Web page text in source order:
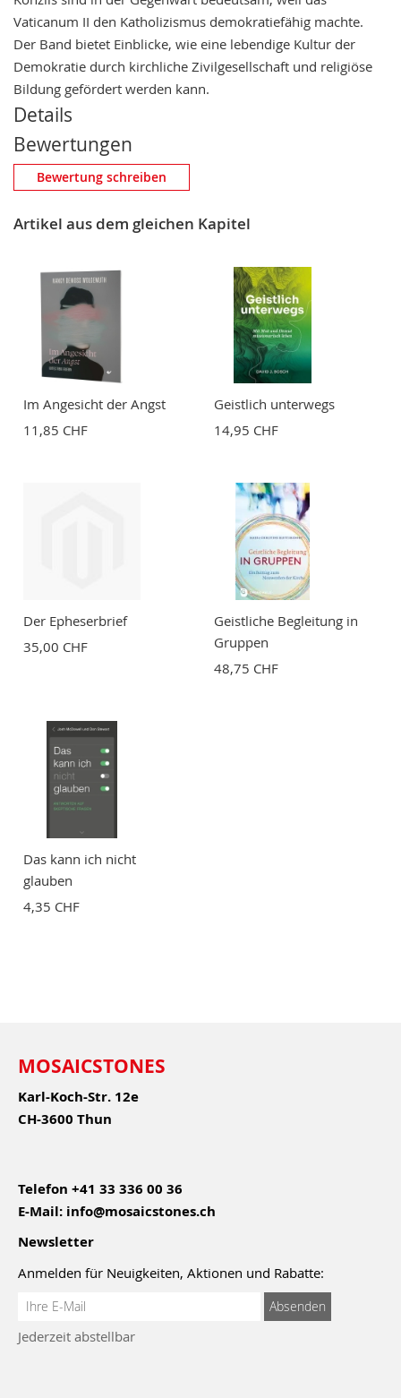
Vaticanum II den Katholizismus demokratiefähig machte.
Der Band bietet Einblicke, wie eine lebendige Kultur der
Demokratie durch kirchliche Zivilgesellschaft und religiöse
Bildung gefördert werden kann.
Details
Bewertungen
Eigene Bewertung schreiben
Nickname
Zusammenfassung
Bewertung
Bewertung schreiben
Artikel aus dem gleichen Kapitel
Im Angesicht der Angst
11,85 CHF
Geistlich unterwegs
14,95 CHF
Der Epheserbrief
35,00 CHF
Geistliche Begleitung in
Gruppen
48,75 CHF
Das kann ich nicht
glauben
4,35 CHF
MOSAICSTONES
Karl-Koch-Str. 12e
CH-3600 Thun
Telefon +41 33 336 00 36
E-Mail: info@mosaicstones.ch
Newsletter
Anmelden für Neuigkeiten, Aktionen und Rabatte:
Anmeldung
Newsletter:
Absenden
Jederzeit abstellbar